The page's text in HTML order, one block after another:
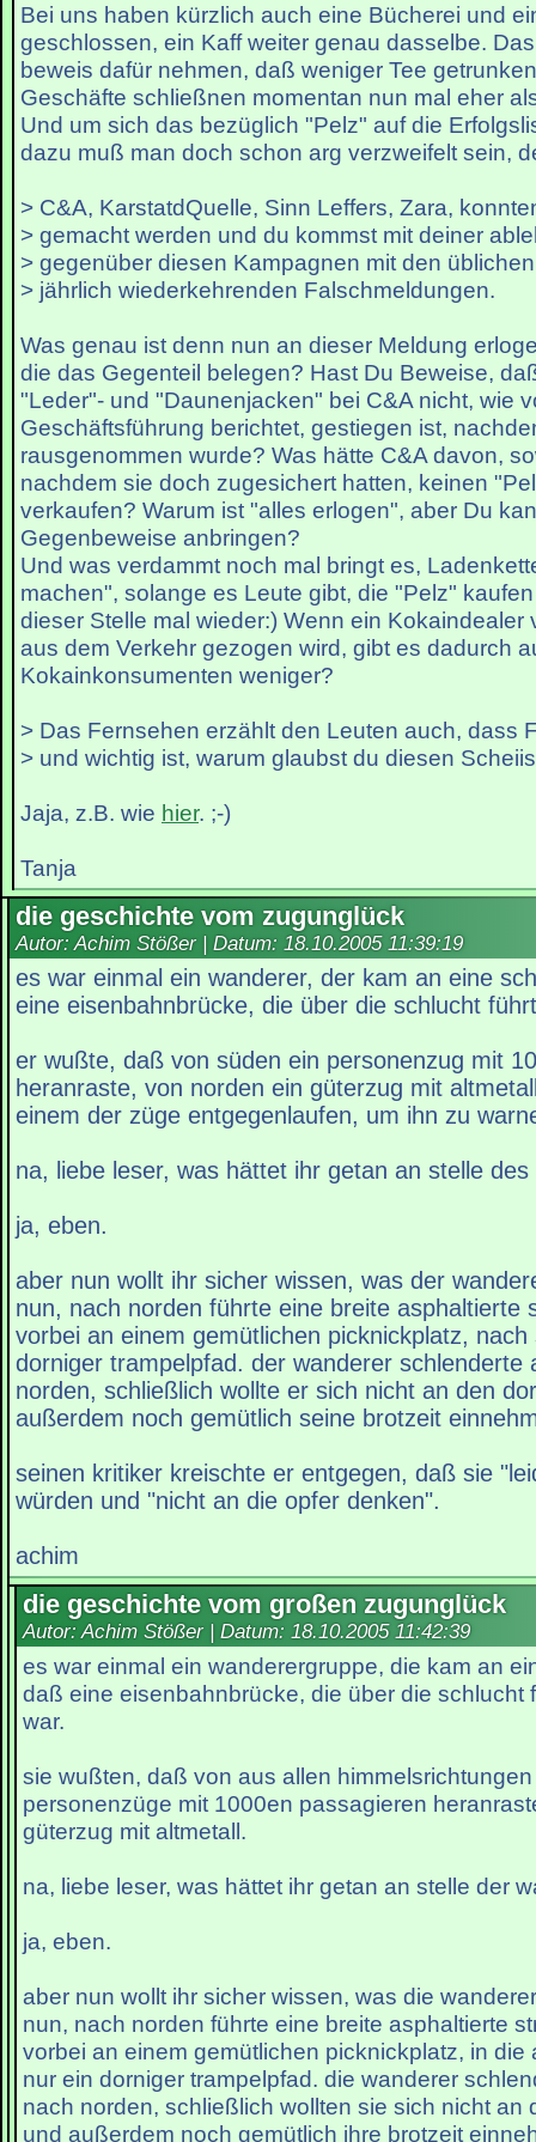
Bei uns haben kürzlich auch eine Bücherei und
geschlossen, ein Kaff weiter genau dasselbe.
beweis dafür nehmen, daß weniger Tee
Geschäfte schließnen momentan nun mal eher
Und um sich das bezüglich "Pelz" auf die
dazu muß man doch schon arg verzweifelt sein,
> C&A, KarstatdQuelle, Sinn Leffers, Zara,
> gemacht werden und du kommst mit deiner
> gegenüber diesen Kampagnen mit den
> jährlich wiederkehrenden Falschmeldungen.
Was genau ist denn nun an dieser Meldung
die das Gegenteil belegen? Hast Du Beweise,
"Leder"- und "Daunenjacken" bei C&A nicht, wie
Geschäftsführung berichtet, gestiegen ist,
rausgenommen wurde? Was hätte C&A davon,
nachdem sie doch zugesichert hatten, keinen
verkaufen? Warum ist "alles erlogen", aber Du
Gegenbeweise anbringen?
Und was verdammt noch mal bringt es,
machen", solange es Leute gibt, die "Pelz"
dieser Stelle mal wieder:) Wenn ein Kokaindealer
aus dem Verkehr gezogen wird, gibt es dadurch
Kokainkonsumenten weniger?
> Das Fernsehen erzählt den Leuten auch, dass
> und wichtig ist, warum glaubst du diesen
Jaja, z.B. wie hier. ;-)
Tanja
die geschichte vom zugunglück
Autor: Achim Stößer | Datum: 18.10.2005 11:39:19
es war einmal ein wanderer, der kam an eine
eine eisenbahnbrücke, die über die schlucht
er wußte, daß von süden ein personenzug mit
heranraste, von norden ein güterzug mit
einem der züge entgegenlaufen, um ihn zu
na, liebe leser, was hättet ihr getan an stelle
ja, eben.
aber nun wollt ihr sicher wissen, was der
nun, nach norden führte eine breite asphaltierte
vorbei an einem gemütlichen picknickplatz,
dorniger trampelpfad. der wanderer schlenderte
norden, schließlich wollte er sich nicht an den
außerdem noch gemütlich seine brotzeit
seinen kritiker kreischte er entgegen, daß sie
würden und "nicht an die opfer denken".
achim
die geschichte vom großen zugunglück
Autor: Achim Stößer | Datum: 18.10.2005 11:42:39
es war einmal ein wanderergruppe, die kam an
daß eine eisenbahnbrücke, die über die schlucht
war.
sie wußten, daß von aus allen
personenzüge mit 1000en passagieren
güterzug mit altmetall.
na, liebe leser, was hättet ihr getan an stelle der
ja, eben.
aber nun wollt ihr sicher wissen, was die
nun, nach norden führte eine breite asphaltierte
vorbei an einem gemütlichen picknickplatz, in die
nur ein dorniger trampelpfad. die wanderer
nach norden, schließlich wollten sie sich nicht an
und außerdem noch gemütlich ihre brotzeit